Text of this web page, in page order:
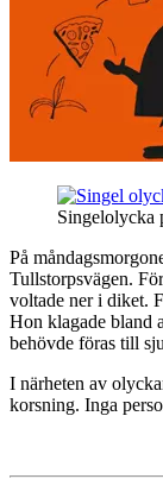
Singelolycka
På
Tullstorpsvägen.
voltade ner i diket.
Hon klagade bland
behövde föras till
I närheten av
korsning. Inga